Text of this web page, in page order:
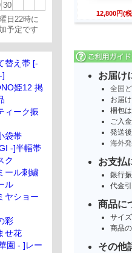
12,800円(
お届け
全国
お届
梱包
ご入
発送
海外
お支払
銀行
代金
商品に
サイ
商品
その他
30
日22時に
予定です
替え帯 [-
]
姫12 掲
ィーク振
袋帯
-]半幅帯
ク
ール刺繍
ル
ヤショー
彩
せ花
園 - ]レー